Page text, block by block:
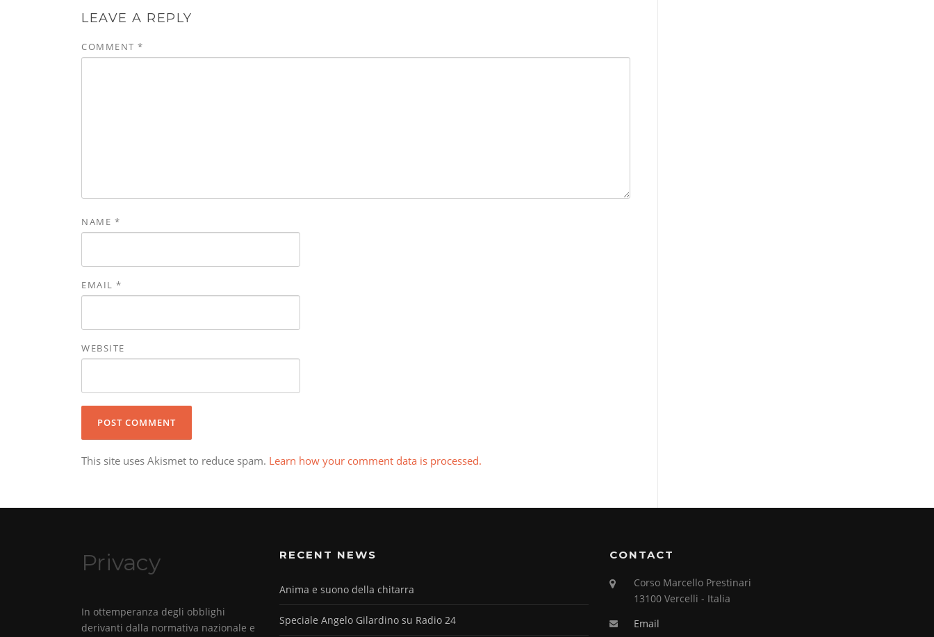
LEAVE A REPLY
COMMENT *
NAME *
EMAIL *
WEBSITE
This site uses Akismet to reduce spam. Learn how your comment data is processed.
Privacy
In ottemperanza degli obblighi
derivanti dalla normativa nazionale e
RECENT NEWS
Anima e suono della chitarra
Speciale Angelo Gilardino su Radio 24
CONTACT
Corso Marcello Prestinari
13100 Vercelli - Italia
Email